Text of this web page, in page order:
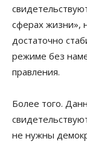
сферах жизни»,
достаточно
режиме без
правления.
Более того.
не нужны